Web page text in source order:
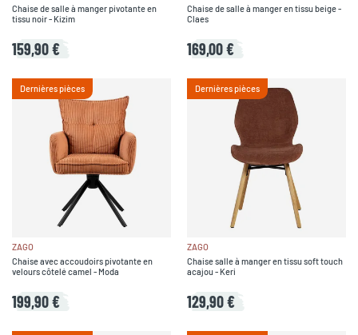
Chaise de salle à manger pivotante en
tissu noir - Kizim
159,90 €
Chaise de salle à manger en tissu beige -
Claes
169,00 €
Dernières pièces
ZAGO
Chaise avec accoudoirs pivotante en
velours côtelé camel - Moda
199,90 €
Dernières pièces
ZAGO
Chaise salle à manger en tissu soft touch
acajou - Keri
129,90 €